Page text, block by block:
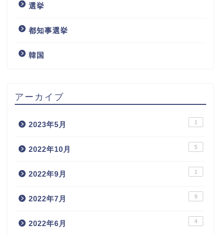
選挙
都知事選挙
韓国
アーカイブ
2023年5月 1
2022年10月 5
2022年9月 1
2022年7月 9
2022年6月 4